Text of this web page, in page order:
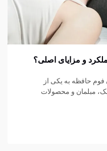
و مزایای اصلی؟
حافظه به یکی از
مبلمان و محصولات